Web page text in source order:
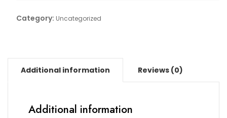
Category: Uncategorized
Additional information Reviews (0)
Additional information